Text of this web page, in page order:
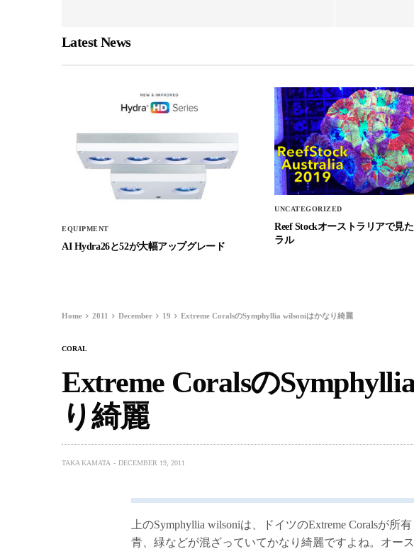
Latest News
EQUIPMENT
AI Hydra26と52が大幅アップグレード
UNCATEGORIZED
Reef Stockオーストラリアで見
ラル
Home 2011 December 19 Extreme CoralsのSymphyllia wilsoniはかなり綺麗
CORAL
Extreme Coralsの
り綺麗
TAKA KAMATA DECEMBER 19, 2011
上のSymphyllia wilsoniは、ドイツのExtreme Coralsが
青、緑などが混ざっていてかなり綺麗ですよね。オー